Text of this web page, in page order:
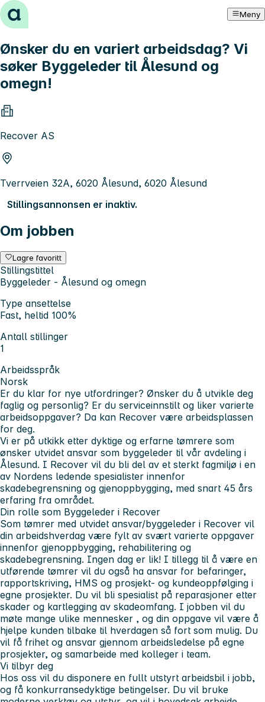
Hopp til innhold Meny
Ønsker du en variert arbeidsdag? Vi
søker Byggeleder til Ålesund og
omegn!
Recover AS
Tverrveien 32A, 6020 Ålesund, 6020 Ålesund
Stillingsannonsen er inaktiv.
Om jobben
Lagre favoritt
Stillingstittel
Byggeleder - Ålesund og omegn
Type ansettelse
Fast, heltid 100%
Antall stillinger
1
Arbeidsspråk
Norsk
Er du klar for nye utfordringer? Ønsker du å utvikle deg
faglig og personlig? Er du serviceinnstilt og liker varierte
arbeidsoppgaver? Da kan Recover være arbeidsplassen
for deg.
Vi er på utkikk etter dyktige og erfarne tømrere som
ønsker utvidet ansvar som byggeleder til vår avdeling i
Ålesund. I Recover vil du bli del av et sterkt fagmiljø i en
av Nordens ledende spesialister innenfor
skadebegrensning og gjenoppbygging, med snart 45 års
erfaring fra området.
Din rolle som Byggeleder i Recover
Som tømrer med utvidet ansvar/byggeleder i Recover vil
din arbeidshverdag være fylt av svært varierte oppgaver
innenfor gjenoppbygging, rehabilitering og
skadebegrensning. Ingen dag er lik! I tillegg til å være en
utførende tømrer vil du også ha ansvar for befaringer,
rapportskriving, HMS og prosjekt- og kundeoppfølging i
egne prosjekter. Du vil bli spesialist på reparasjoner etter
skader og kartlegging av skadeomfang. I jobben vil du
møte mange ulike mennesker , og din oppgave vil være å
hjelpe kunden tilbake til hverdagen så fort som mulig. Du
vil få frihet og ansvar gjennom arbeidsledelse på egne
prosjekter, og samarbeide med kolleger i team.
Vi tilbyr deg
Hos oss vil du disponere en fullt utstyrt arbeidsbil i jobb,
og få konkurransedyktige betingelser. Du vil bruke